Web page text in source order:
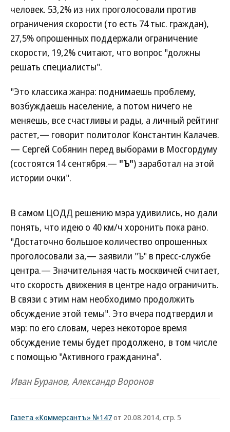
человек. 53,2% из них проголосовали против
ограничения скорости (то есть 74 тыс. граждан),
27,5% опрошенных поддержали ограничение
скорости, 19,2% считают, что вопрос "должны
решать специалисты".
"Это классика жанра: поднимаешь проблему,
возбуждаешь население, а потом ничего не
меняешь, все счастливы и рады, а личный рейтинг
растет,— говорит политолог Константин Калачев.
— Сергей Собянин перед выборами в Мосгордуму
(состоятся 14 сентября.— "Ъ") заработал на этой
истории очки".
В самом ЦОДД решению мэра удивились, но дали
понять, что идею о 40 км/ч хоронить пока рано.
"Достаточно большое количество опрошенных
проголосовали за,— заявили "Ъ" в пресс-службе
центра.— Значительная часть москвичей считает,
что скорость движения в центре надо ограничить.
В связи с этим нам необходимо продолжить
обсуждение этой темы". Это вчера подтвердил и
мэр: по его словам, через некоторое время
обсуждение темы будет продолжено, в том числе
с помощью "Активного гражданина".
Иван Буранов, Александр Воронов
Газета «Коммерсантъ» №147от 20.08.2014, стр. 5